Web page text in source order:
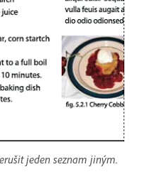
jeden seznam jiným.